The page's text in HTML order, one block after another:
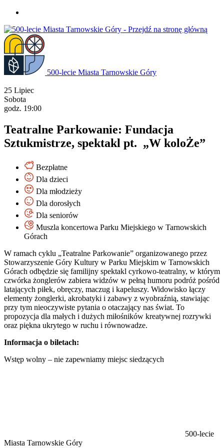
treści
500-lecie Miasta Tarnowskie Góry
25 Lipiec
Sobota
godz. 19:00
Teatralne Parkowanie: Fundacja
Sztukmistrze, spektakl pt. „W koloŻe”
Bezpłatne
Dla dzieci
Dla młodzieży
Dla dorosłych
Dla seniorów
Muszla koncertowa Parku Miejskiego w Tarnowskich
Górach
W ramach cyklu „Teatralne Parkowanie” organizowanego przez
Stowarzyszenie Góry Kultury w Parku Miejskim w Tarnowskich
Górach odbędzie się familijny spektakl cyrkowo-teatralny, w którym
czwórka żonglerów zabiera widzów w pełną humoru podróż pośród
latających piłek, obręczy, maczug i kapeluszy. Widowisko łączy
elementy żonglerki, akrobatyki i zabawy z wyobraźnią, stawiając
przy tym nieoczywiste pytania o otaczający nas świat. To
propozycja dla małych i dużych miłośników kreatywnej rozrywki
oraz piękna ukrytego w ruchu i równowadze.
Informacja o biletach:
Wstęp wolny – nie zapewniamy miejsc siedzących
500-lecie
Miasta Tarnowskie Góry